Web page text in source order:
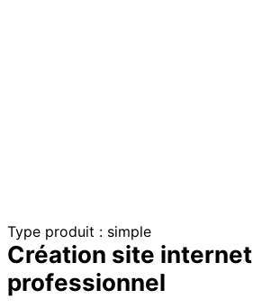
Type produit : simple
Création site internet
professionnel